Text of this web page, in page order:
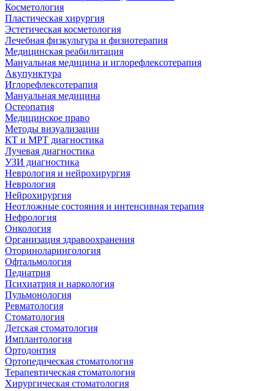
Косметология
Пластическая хирургия
Эстетическая косметология
Лечебная физкультура и физиотерапия
Медицинская реабилитация
Мануальная медицина и иглорефлексотерапия
Акупунктура
Иглорефлексотерапия
Мануальная медицина
Остеопатия
Медицинское право
Методы визуализации
КТ и МРТ диагностика
Лучевая диагностика
УЗИ диагностика
Неврология и нейрохирургия
Неврология
Нейрохирургия
Неотложные состояния и интенсивная терапия
Нефрология
Онкология
Организация здравоохранения
Оториноларингология
Офтальмология
Педиатрия
Психиатрия и наркология
Пульмонология
Ревматология
Стоматология
Детская стоматология
Имплантология
Ортодонтия
Ортопедическая стоматология
Терапевтическая стоматология
Хирургическая стоматология